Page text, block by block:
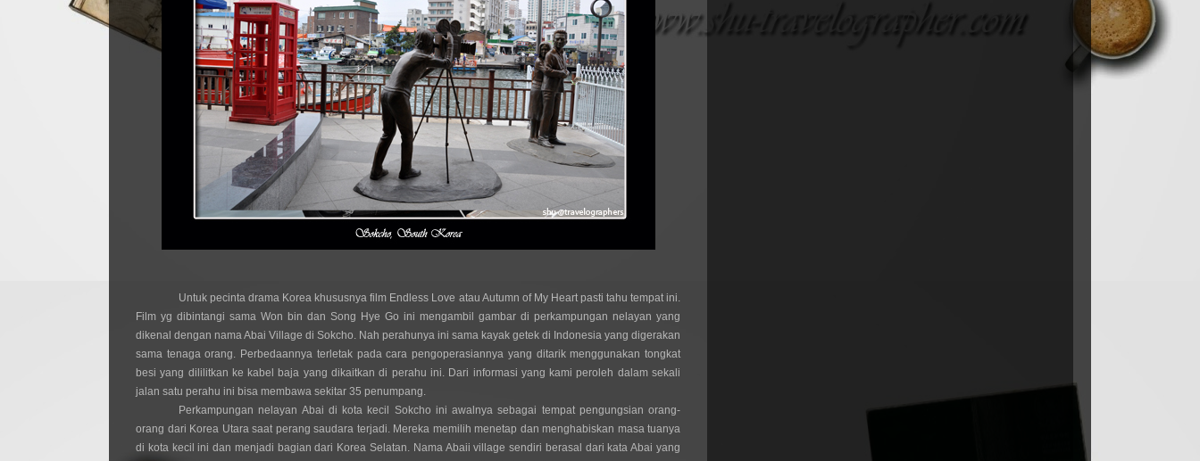
Untuk pecinta drama Korea khususnya film Endless Love atau Autumn of My Heart pasti tahu tempat ini.
Film yg dibintangi sama Won bin dan Song Hye Go ini mengambil gambar di perkampungan nelayan yang
dikenal dengan nama Abai Village di Sokcho. Nah perahunya ini sama kayak getek di Indonesia yang digerakan
sama tenaga orang. Perbedaannya terletak pada cara pengoperasiannya yang ditarik menggunakan tongkat
besi yang dililitkan ke kabel baja yang dikaitkan di perahu ini. Dari informasi yang kami peroleh dalam sekali
jalan satu perahu ini bisa membawa sekitar 35 penumpang.
Perkampungan nelayan Abai di kota kecil Sokcho ini awalnya sebagai tempat pengungsian orang-
orang dari Korea Utara saat perang saudara terjadi. Mereka memilih menetap dan menghabiskan masa tuanya
di kota kecil ini dan menjadi bagian dari Korea Selatan. Nama Abaii village sendiri berasal dari kata Abai yang